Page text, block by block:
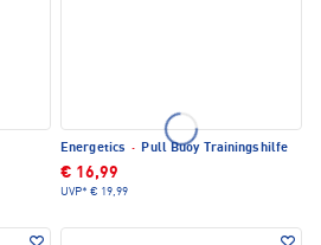
Energetics · Pull Buoy Trainingshilfe
€ 16,99
UVP* € 19,99